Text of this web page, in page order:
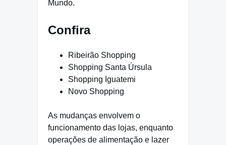
Mundo.
Confira
Ribeirão Shopping
Shopping Santa Úrsula
Shopping Iguatemi
Novo Shopping
As mudanças envolvem o
funcionamento das lojas, enquanto
operações de alimentação e lazer